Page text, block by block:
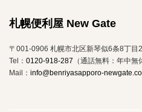
札幌便利屋 New Gate
〒001-0906 札幌市北区新琴似6条8丁目
Tel： 0120-918-287 （通話無料：年中無
Mail： info@benriyasapporo-